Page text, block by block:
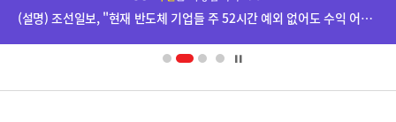
배
영
(설명) 조선일보, "현재 반도체 기업들 주 52시간 예외 없어도 수익 어마어마하더라" 기사 등 관련